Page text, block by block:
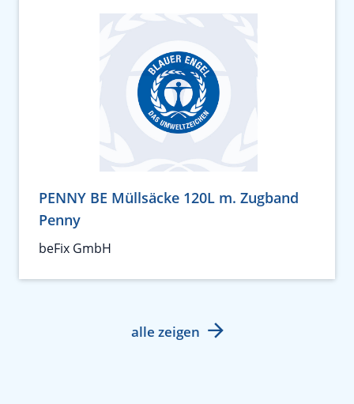
PENNY BE Müllsäcke 120L m. Zugband
Penny
beFix GmbH
alle zeigen